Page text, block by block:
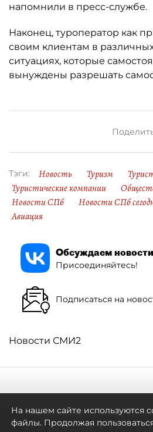
напомнили в пресс-службе.
Наконец, туроператор как
своим клиентам в
ситуациях, которые
вынуждены разрешать
Тэги: Новость Туризм
Туристические компании
Новости СПб
Новости СПб
Авиация
Обсуждаем
Присоединяйтесь!
Подписаться на
Новости СМИ2
что мешает
На нашем сайте используются
файлы. Продолжая